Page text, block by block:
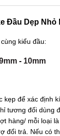
Đầu Dẹp Nhỏ
kiểu đầu:
- 10mm
kẹp để xác định
tương đối dùng
hàng/ mỗi loại
đổi trả. Nếu có